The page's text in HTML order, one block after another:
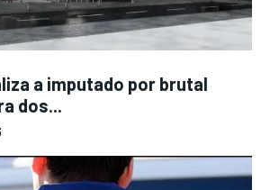
a imputado por brutal
dos...